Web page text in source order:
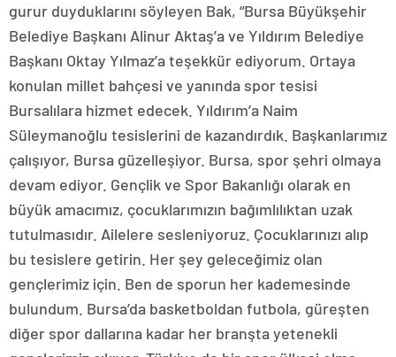
gurur duyduklarını söyleyen Bak, “Bursa Büyükşehir
Belediye Başkanı Alinur Aktaş’a ve Yıldırım Belediye
Başkanı Oktay Yılmaz’a teşekkür ediyorum. Ortaya
konulan millet bahçesi ve yanında spor tesisi
Bursalılara hizmet edecek. Yıldırım’a Naim
Süleymanoğlu tesislerini de kazandırdık. Başkanlarımız
çalışıyor, Bursa güzelleşiyor. Bursa, spor şehri olmaya
devam ediyor. Gençlik ve Spor Bakanlığı olarak en
büyük amacımız, çocuklarımızın bağımlılıktan uzak
tutulmasıdır. Ailelere sesleniyoruz. Çocuklarınızı alıp
bu tesislere getirin. Her şey geleceğimiz olan
gençlerimiz için. Ben de sporun her kademesinde
bulundum. Bursa’da basketboldan futbola, güreşten
diğer spor dallarına kadar her branşta yetenekli